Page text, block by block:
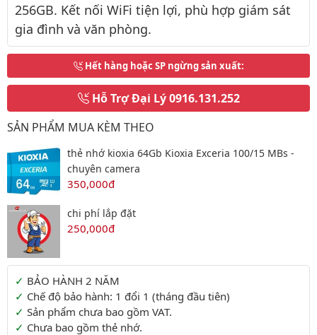
256GB. Kết nối WiFi tiện lợi, phù hợp giám sát
gia đình và văn phòng.
Hết hàng hoặc SP ngừng sản xuất:
Hỗ Trợ Đại Lý0916.131.252
SẢN PHẨM MUA KÈM THEO
thẻ nhớ kioxia 64Gb Kioxia Exceria 100/15 MBs -
chuyên camera
350,000đ
chi phí lắp đặt
250,000đ
Thông tin thêm
BẢO HÀNH 2 NĂM
Chế độ bảo hành: 1 đổi 1 (tháng đầu tiên)
Sản phẩm chưa bao gồm VAT.
Chưa bao gồm thẻ nhớ.